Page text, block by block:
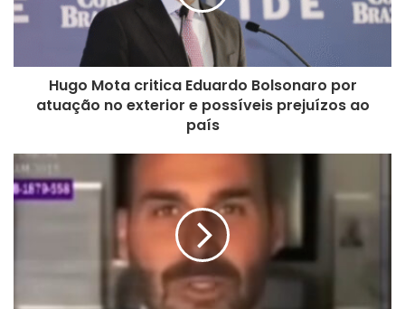
Hugo Mota critica Eduardo Bolsonaro por
atuação no exterior e possíveis prejuízos ao
país